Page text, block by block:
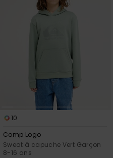
10
Comp Logo
Sweat à capuche Vert Garçon
8-16 ans